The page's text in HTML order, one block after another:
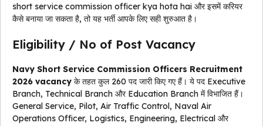
short service commission officer kya hota hai और इसमें करियर
कैसे बनाया जा सकता है, तो यह भर्ती आपके लिए सही शुरुआत है।
Eligibility / No of Post Vacancy
Navy Short Service Commission Officers Recruitment
2026 vacancy के तहत कुल 260 पद जारी किए गए हैं। ये पद Executive
Branch, Technical Branch और Education Branch में विभाजित हैं।
General Service, Pilot, Air Traffic Control, Naval Air
Operations Officer, Logistics, Engineering, Electrical और